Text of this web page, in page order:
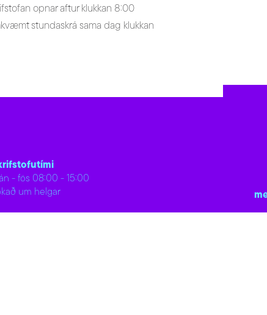
opnar aftur klukkan 8:00
stundaskrá sama dag klukkan
- fös 08:00 - 15:00
um helgar